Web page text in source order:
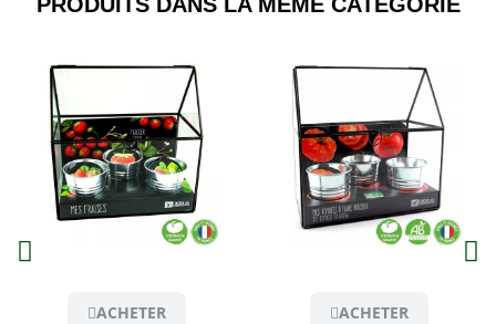
ACHETER
Aperçu
ACHETER